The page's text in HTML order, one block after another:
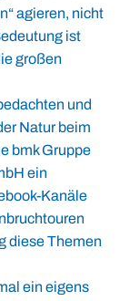
agieren, nicht
ist
großen
und
Natur beim
bmk Gruppe
ein
Kanäle
diese Themen
ein eigens